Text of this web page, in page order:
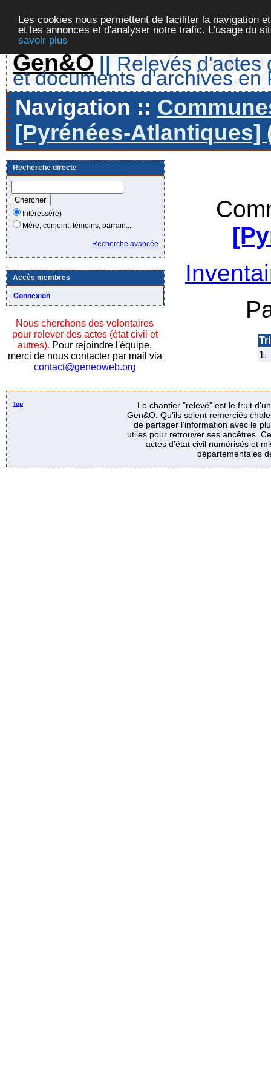
Les cookies nous permettent de faciliter la navigation
et les annonces et d'analyser notre trafic. L'usage du
savoir plus
Gen&O || Relevés d'actes
et documents d'archives en
Navigation ::
[Pyrénées-Atlantiques]
Recherche directe
Intéressé(e)
Mère, conjoint, témoins, parrain...
Recherche avancée
Accès membres
Connexion
Nous cherchons des volontaires
pour relever des actes (état civil et
autres). Pour rejoindre l'équipe,
merci de nous contacter par mail via
contact@geneoweb.org
1.
Top
Le chantier "relevé" est le fruit
Gen&O. Qu’ils soient remerciés
de partager l’information avec le
utiles pour retrouver ses ancêtres.
actes d’état civil numérisés et
départementales